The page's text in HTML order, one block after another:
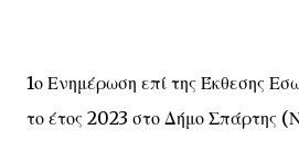
1ο Ενημέρωση επί της Έκθεσης
το έτος 2023 στο Δήμο Σπάρτης